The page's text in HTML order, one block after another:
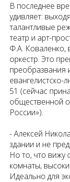
В последнее
удивляет:
талантливые
театр и арт-
Ф.А. Коваленко,
оркестр. Это
преобразвания
евангелистско-
51 (сейчас
общественной
России»).
-Алексей
здании и не
Но то, что вижу
комнаты,
Идеально для